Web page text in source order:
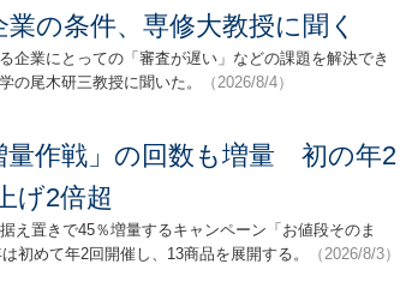
の条件、専修大教授に聞く
企業にとっての「審査が遅い」などの課題を解決でき
の尾木研三教授に聞いた。
（2026/8/4）
量作戦」の回数も増量 初の年2
げ2倍超
え置きで45％増量するキャンペーン「お値段そのま
初めて年2回開催し、13商品を展開する。
（2026/8/3）